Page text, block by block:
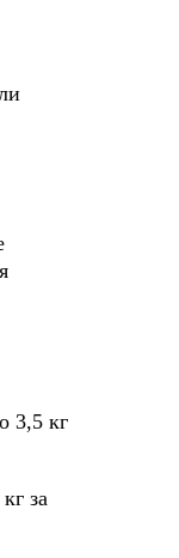
3,5 кг
за